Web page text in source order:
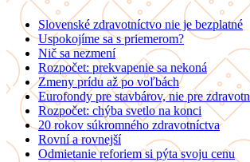
Slovenské zdravotníctvo nie je bezplatné
Uspokojíme sa s priemerom?
Nič sa nezmení
Rozpočet: prekvapenie sa nekoná
Zmeny prídu až po voľbách
Eurofondy pre stavbárov, nie pre
Rozpočet: chýba svetlo na konci
20 rokov súkromného zdravotníctva
Rovní a rovnejší
Odmietanie reforiem si pýta svoju cenu